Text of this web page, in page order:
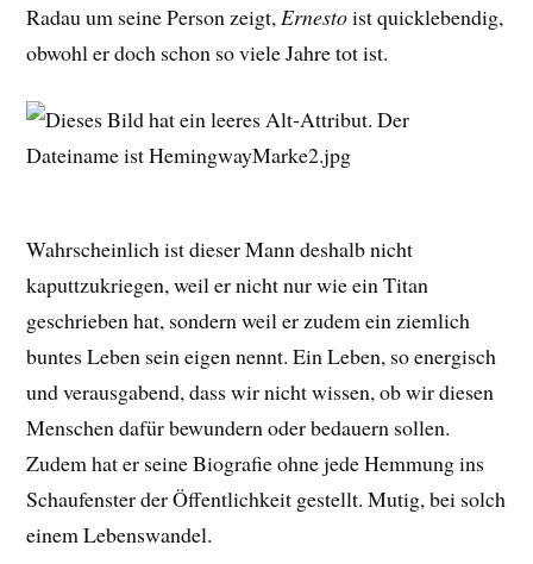
Radau um seine Person zeigt, Ernestoist quicklebendig,
obwohl er doch schon so viele Jahre tot ist.
Wahrscheinlich ist dieser Mann deshalb nicht
kaputtzukriegen, weil er nicht nur wie ein Titan
geschrieben hat, sondern weil er zudem ein ziemlich
buntes Leben sein eigen nennt. Ein Leben, so energisch
und verausgabend, dass wir nicht wissen, ob wir diesen
Menschen dafür bewundern oder bedauern sollen.
Zudem hat er seine Biografie ohne jede Hemmung ins
Schaufenster der Öffentlichkeit gestellt. Mutig, bei solch
einem Lebenswandel.